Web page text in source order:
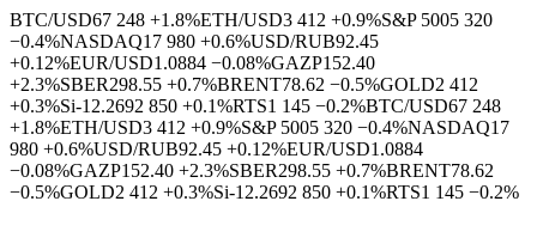
BTC/USD67 248 +1.8%ETH/USD3 412 +0.9%S&P 5005 320
−0.4%NASDAQ17 980 +0.6%USD/RUB92.45
+0.12%EUR/USD1.0884 −0.08%GAZP152.40
+2.3%SBER298.55 +0.7%BRENT78.62 −0.5%GOLD2 412
+0.3%Si-12.2692 850 +0.1%RTS1 145 −0.2%BTC/USD67 248
+1.8%ETH/USD3 412 +0.9%S&P 5005 320 −0.4%NASDAQ17
980 +0.6%USD/RUB92.45 +0.12%EUR/USD1.0884
−0.08%GAZP152.40 +2.3%SBER298.55 +0.7%BRENT78.62
−0.5%GOLD2 412 +0.3%Si-12.2692 850 +0.1%RTS1 145 −0.2%